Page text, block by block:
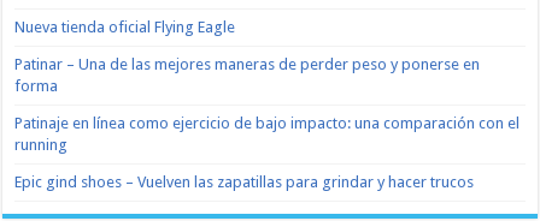
Nueva tienda oficial Flying Eagle
Patinar – Una de las mejores maneras de perder peso y ponerse en
forma
Patinaje en línea como ejercicio de bajo impacto: una comparación con el
running
Epic gind shoes – Vuelven las zapatillas para grindar y hacer trucos